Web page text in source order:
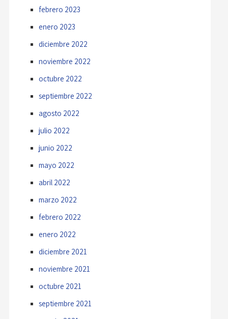
febrero 2023
enero 2023
diciembre 2022
noviembre 2022
octubre 2022
septiembre 2022
agosto 2022
julio 2022
junio 2022
mayo 2022
abril 2022
marzo 2022
febrero 2022
enero 2022
diciembre 2021
noviembre 2021
octubre 2021
septiembre 2021